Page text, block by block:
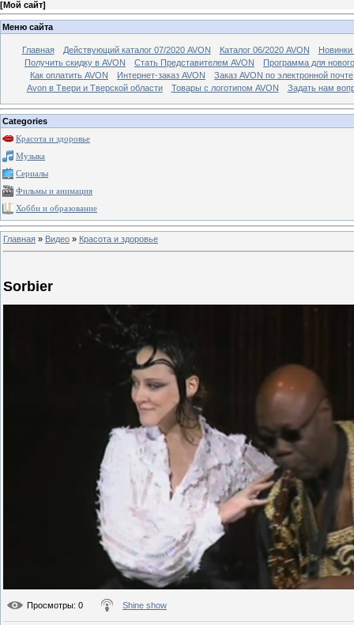
[Мой сайт]
Меню сайта
Главная Действующий каталог 07/2020 AVON Каталог 06/2020 AVON
Новинки
Получить скидку в AVON
Стать Представителем AVON
Программа для
Как оплатить AVON
Интернет-заказ AVON
Заказ AVON по электронной почте
Avon в Твери и Тверской области
Товары с логотипом AVON Задать нам
Categories
Красота и здоровье
Музыка
Сериалы
Фильмы и анимация
Хобби и образование
Главная » Видео » Красота и здоровье
Sorbier
Просмотры: 0 Shine show